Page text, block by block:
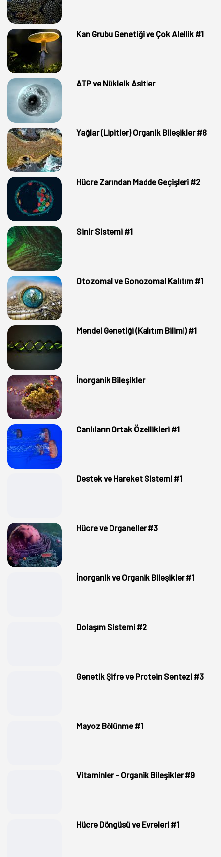
Kan Grubu Genetiği ve Çok Alellik #1
ATP ve Nükleik Asitler
Yağlar (Lipitler) Organik Bileşikler #8
Hücre Zarından Madde Geçişleri #2
Sinir Sistemi #1
Otozomal ve Gonozomal Kalıtım #1
Mendel Genetiği (Kalıtım Bilimi) #1
İnorganik Bileşikler
Canlıların Ortak Özellikleri #1
Destek ve Hareket Sistemi #1
Hücre ve Organeller #3
İnorganik ve Organik Bileşikler #1
Dolaşım Sistemi #2
Genetik Şifre ve Protein Sentezi #3
Mayoz Bölünme #1
Vitaminler - Organik Bileşikler #9
Hücre Döngüsü ve Evreleri #1